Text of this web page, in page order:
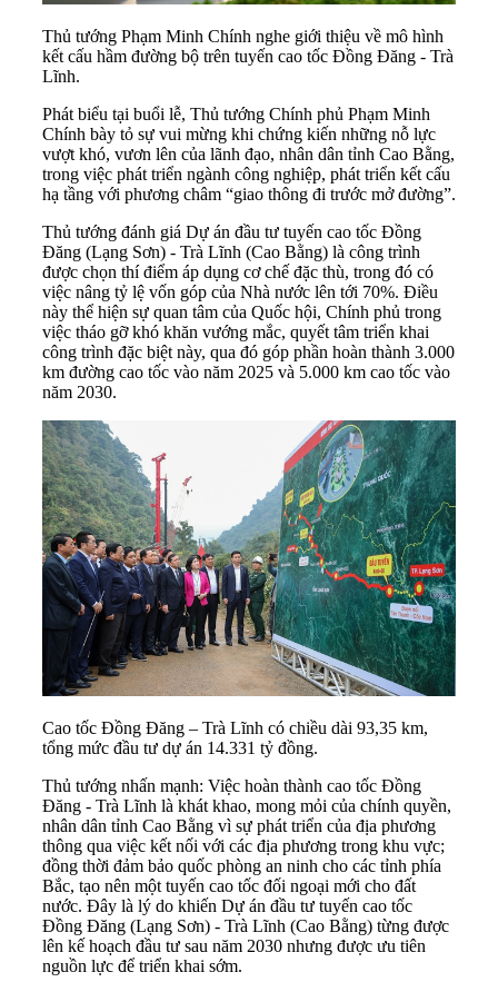
Thủ tướng Phạm Minh Chính nghe giới thiệu về mô hình
kết cấu hầm đường bộ trên tuyến cao tốc Đồng Đăng - Trà
Lĩnh.
Phát biểu tại buổi lễ, Thủ tướng Chính phủ Phạm Minh
Chính bày tỏ sự vui mừng khi chứng kiến những nỗ lực
vượt khó, vươn lên của lãnh đạo, nhân dân tỉnh Cao Bằng,
trong việc phát triển ngành công nghiệp, phát triển kết cấu
hạ tầng với phương châm “giao thông đi trước mở đường”.
Thủ tướng đánh giá Dự án đầu tư tuyến cao tốc Đồng
Đăng (Lạng Sơn) - Trà Lĩnh (Cao Bằng) là công trình
được chọn thí điểm áp dụng cơ chế đặc thù, trong đó có
việc nâng tỷ lệ vốn góp của Nhà nước lên tới 70%. Điều
này thể hiện sự quan tâm của Quốc hội, Chính phủ trong
việc tháo gỡ khó khăn vướng mắc, quyết tâm triển khai
công trình đặc biệt này, qua đó góp phần hoàn thành 3.000
km đường cao tốc vào năm 2025 và 5.000 km cao tốc vào
năm 2030.
Cao tốc Đồng Đăng – Trà Lĩnh có chiều dài 93,35 km,
tổng mức đầu tư dự án 14.331 tỷ đồng.
Thủ tướng nhấn mạnh: Việc hoàn thành cao tốc Đồng
Đăng - Trà Lĩnh là khát khao, mong mỏi của chính quyền,
nhân dân tỉnh Cao Bằng vì sự phát triển của địa phương
thông qua việc kết nối với các địa phương trong khu vực;
đồng thời đảm bảo quốc phòng an ninh cho các tỉnh phía
Bắc, tạo nên một tuyến cao tốc đối ngoại mới cho đất
nước. Đây là lý do khiến Dự án đầu tư tuyến cao tốc
Đồng Đăng (Lạng Sơn) - Trà Lĩnh (Cao Bằng) từng được
lên kế hoạch đầu tư sau năm 2030 nhưng được ưu tiên
nguồn lực để triển khai sớm.